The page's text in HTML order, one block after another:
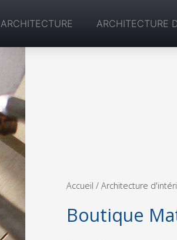
ARCHITECTURE ARCHITECTURE
Accueil / Architecture
Boutique